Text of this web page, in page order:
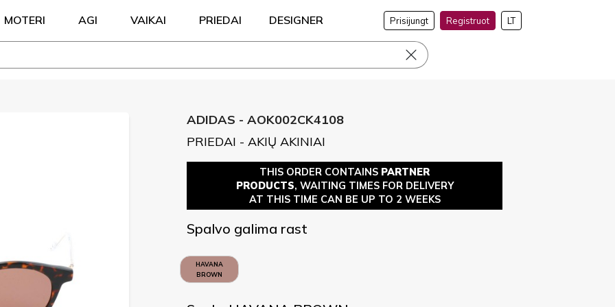
MOTERI AGI VAIKAI PRIEDAI DESIGNER Prisijungt Registruot LT
ADIDAS - AOK002CK4108
PRIEDAI - AKIŲ AKINIAI
THIS ORDER CONTAINS PARTNER
PRODUCTS, WAITING TIMES FOR DELIVERY
AT THIS TIME CAN BE UP TO 2 WEEKS
Spalvo galima rast
HAVANA
BROWN